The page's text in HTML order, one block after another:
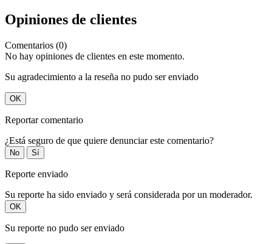
Opiniones de clientes
Comentarios (0)
No hay opiniones de clientes en este momento.
Su agradecimiento a la reseña no pudo ser enviado
OK
Reportar comentario
¿Está seguro de que quiere denunciar este comentario?
No Sí
Reporte enviado
Su reporte ha sido enviado y será considerada por un moderador.
OK
Su reporte no pudo ser enviado